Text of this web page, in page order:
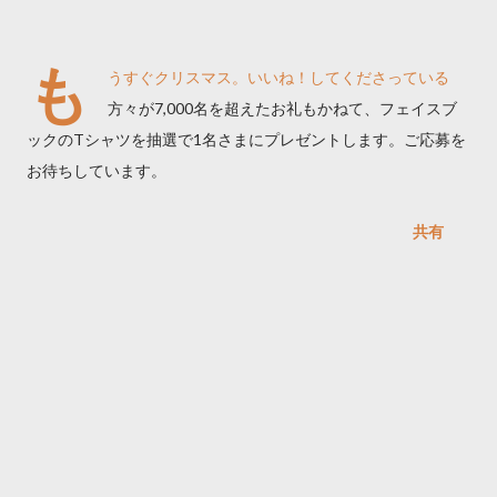
も
うすぐクリスマス。いいね！してくださっている
方々が7,000名を超えたお礼もかねて、フェイスブ
ックのTシャツを抽選で1名さまにプレゼントします。ご応募を
お待ちしています。
共有